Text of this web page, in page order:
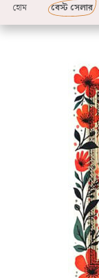
হোম বেস্ট সেলার